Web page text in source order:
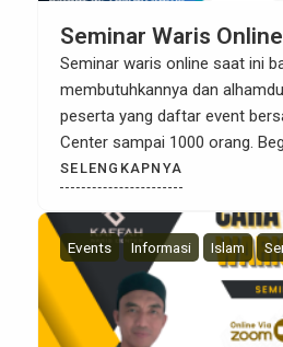
Seminar Waris Online
Seminar waris online saat ini
membutuhkannya dan
peserta yang daftar event
Center sampai 1000 orang.
Belajar Waris Online,
peserta dari Aceh sampai
sudah mengikutinya atau
Seminar Waris Online?
Waris […]
SELENGKAPNYA
Events Informasi Islam